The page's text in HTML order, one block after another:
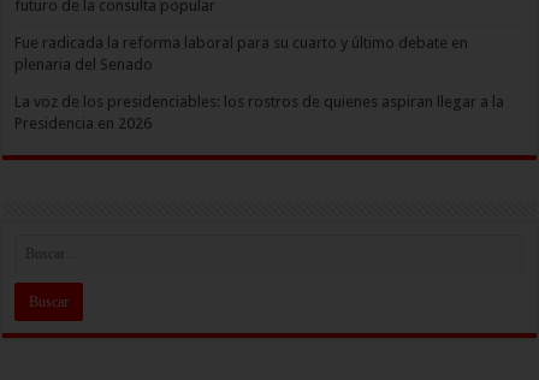
futuro de la consulta popular
Fue radicada la reforma laboral para su cuarto y último debate en
plenaria del Senado
La voz de los presidenciables: los rostros de quienes aspiran llegar a la
Presidencia en 2026